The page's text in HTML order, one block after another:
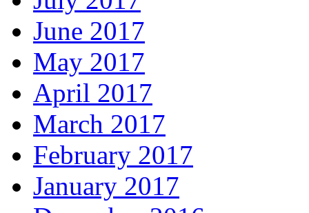
June 2017
May 2017
April 2017
March 2017
February 2017
January 2017